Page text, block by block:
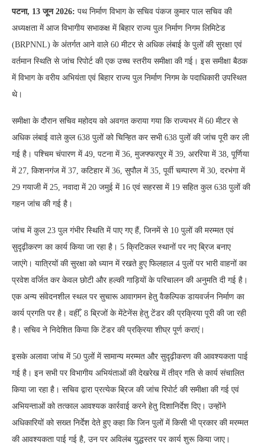
पटना, 13 जून 2026: पथ निर्माण विभाग के सचिव पंकज कुमार पाल सचिव की
अध्यक्षता में आज विभागीय सभाकक्ष में बिहार राज्य पुल निर्माण निगम लिमिटेड
(BRPNNL) के अंतर्गत आने वाले 60 मीटर से अधिक लंबाई के पुलों की सुरक्षा एवं
वर्तमान स्थिति से जांच रिपोर्ट की एक उच्च स्तरीय समीक्षा की गई। इस समीक्षा बैठक
में विभाग के वरीय अभियंता एवं बिहार राज्य पुल निर्माण निगम के पदाधिकारी उपस्थित
थे।
समीक्षा के दौरान सचिव महोदय को अवगत कराया गया कि राज्यभर में 60 मीटर से
अधिक लंबाई वाले कुल 638 पुलों को चिन्हित कर सभी 638 पुलों की जांच पूरी कर ली
गई है। पश्चिम चंपारण में 49, पटना में 36, मुजफ्फरपुर में 39, अररिया में 38, पूर्णिया
में 27, किशनगंज में 37, कटिहार में 36, सुपौल में 35, पूर्वी चम्पारण में 30, दरभंगा में
29 गयाजी में 25, नवादा में 20 जमुई में 16 एवं सहरसा में 19 सहित कुल 638 पुलों की
गहन जांच की गई है।
जांच में कुल 23 पुल गंभीर स्थिति में पाए गए हैं, जिनमें से 10 पुलों की मरम्मत एवं
सुदृढ़ीकरण का कार्य किया जा रहा है। 5 क्रिटिकल स्थानों पर नए ब्रिज बनाए
जाएंगे। यात्रियों की सुरक्षा को ध्यान में रखते हुए फिलहाल 4 पुलों पर भारी वाहनों का
प्रवेश वर्जित कर केवल छोटी और हल्की गाड़ियों के परिचालन की अनुमति दी गई है।
एक अन्य संवेदनशील स्थल पर सुचारू आवागमन हेतु वैकल्पिक डायवर्जन निर्माण का
कार्य प्रगति पर है। वहीँ, 8 ब्रिजों के मेंटेनेंस हेतु टेंडर की प्रक्रिया पूरी की जा रही
है। सचिव ने निदेशित किया कि टेंडर की प्रक्रिया शीघ्र पूर्ण कराएं।
इसके अलावा जांच में 50 पुलों में सामान्य मरम्मत और सुदृढ़ीकरण की आवश्यकता पाई
गई है। इन सभी पर विभागीय अभियंताओं की देखरेख में तीव्र गति से कार्य संचालित
किया जा रहा है। सचिव द्वारा प्रत्येक ब्रिज की जांच रिपोर्ट की समीक्षा की गई एवं
अभियन्ताओं को तत्काल आवश्यक कार्रवाई करने हेतु दिशानिर्देश दिए। उन्होंने
अधिकारियों को सख्त निर्देश देते हुए कहा कि जिन पुलों में किसी भी प्रकार की मरम्मत
की आवश्यकता पाई गई है, उन पर अविलंब युद्धस्तर पर कार्य शुरू किया जाए।